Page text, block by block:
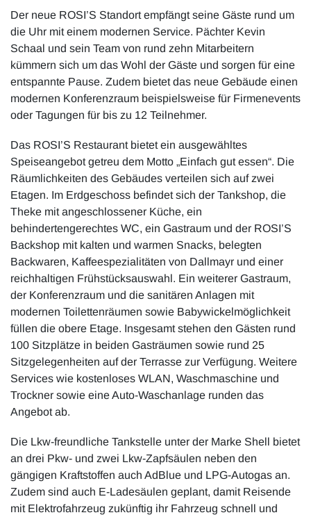
Der neue ROSI’S Standort empfängt seine Gäste rund um
die Uhr mit einem modernen Service. Pächter Kevin
Schaal und sein Team von rund zehn Mitarbeitern
kümmern sich um das Wohl der Gäste und sorgen für eine
entspannte Pause. Zudem bietet das neue Gebäude einen
modernen Konferenzraum beispielsweise für Firmenevents
oder Tagungen für bis zu 12 Teilnehmer.
Das ROSI’S Restaurant bietet ein ausgewähltes
Speiseangebot getreu dem Motto „Einfach gut essen“. Die
Räumlichkeiten des Gebäudes verteilen sich auf zwei
Etagen. Im Erdgeschoss befindet sich der Tankshop, die
Theke mit angeschlossener Küche, ein
behindertengerechtes WC, ein Gastraum und der ROSI’S
Backshop mit kalten und warmen Snacks, belegten
Backwaren, Kaffeespezialitäten von Dallmayr und einer
reichhaltigen Frühstücksauswahl. Ein weiterer Gastraum,
der Konferenzraum und die sanitären Anlagen mit
modernen Toilettenräumen sowie Babywickelmöglichkeit
füllen die obere Etage. Insgesamt stehen den Gästen rund
100 Sitzplätze in beiden Gasträumen sowie rund 25
Sitzgelegenheiten auf der Terrasse zur Verfügung. Weitere
Services wie kostenloses WLAN, Waschmaschine und
Trockner sowie eine Auto-Waschanlage runden das
Angebot ab.
Die Lkw-freundliche Tankstelle unter der Marke Shell bietet
an drei Pkw- und zwei Lkw-Zapfsäulen neben den
gängigen Kraftstoffen auch AdBlue und LPG-Autogas an.
Zudem sind auch E-Ladesäulen geplant, damit Reisende
mit Elektrofahrzeug zukünftig ihr Fahrzeug schnell und